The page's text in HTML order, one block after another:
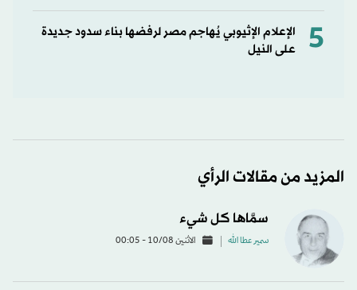
5
الإعلام الإثيوبي يُهاجم مصر لرفضها بناء سدود جديدة
على النيل
المزيد من مقالات الرأي
سمَّاها كل شيء
سمير عطا الله الاثنين 10/08 - 00:05